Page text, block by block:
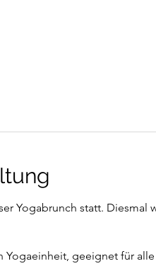
Yogabrunch statt.
geeignet für alle